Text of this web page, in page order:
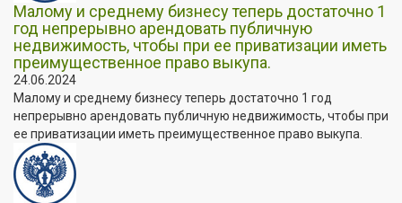
Малому и среднему бизнесу теперь достаточно 1
год непрерывно арендовать публичную
недвижимость, чтобы при ее приватизации иметь
преимущественное право выкупа.
24.06.2024
Малому и среднему бизнесу теперь достаточно 1 год
непрерывно арендовать публичную недвижимость, чтобы при
ее приватизации иметь преимущественное право выкупа.